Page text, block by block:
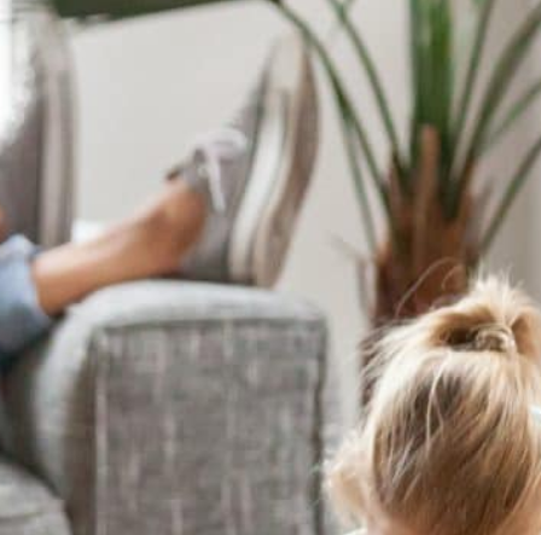
direkt i appen – en efterlängtad funktion för alla
Svenska Alarm lanserar nu